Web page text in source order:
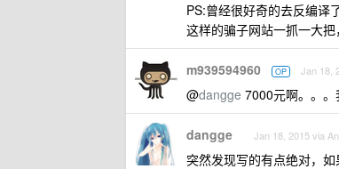
PS:曾经很好奇的去反编译
这样的骗子网站一抓一大
m939594960 OP Jan 18,
@dangge 7000元啊。。。
dangge Jan 18, 2015 via
突然发现写的有点绝对，